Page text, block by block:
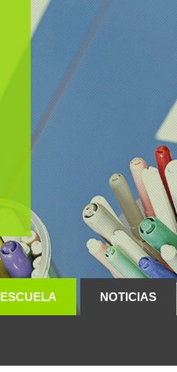
ESCUELA NOTICIAS